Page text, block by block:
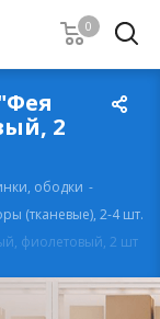
0
2
ободки -
(тканевые), 2-4 шт.
фиолетовый, 2 шт